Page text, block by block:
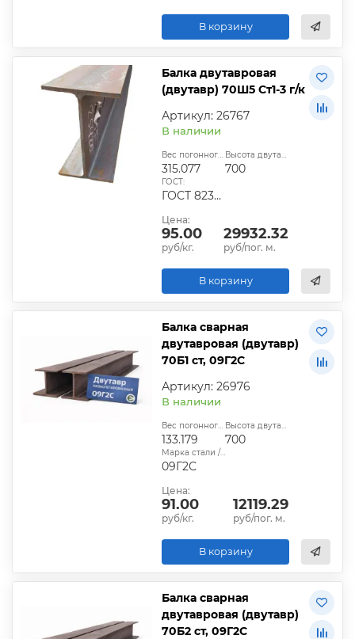
В корзину
Балка двутавровая
(двутавр) 70Ш5 Ст1-3 г/к
Артикул: 26767
В наличии
Вес погонного метра, кг:
315.077
Высота двутавра:
700
ГОСТ:
ГОСТ 8239-89
Цена:
95.00
руб/кг.
29932.32
руб/пог. м.
В корзину
Балка сварная
двутавровая (двутавр)
70Б1 ст, 09Г2С
Артикул: 26976
В наличии
Вес погонного метра, кг:
133.179
Высота двутавра:
700
Марка стали / сплава:
09Г2С
Цена:
91.00
руб/кг.
12119.29
руб/пог. м.
В корзину
Балка сварная
двутавровая (двутавр)
70Б2 ст, 09Г2С